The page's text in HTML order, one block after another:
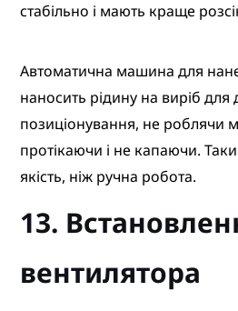
стабільно і мають краще
Автоматична машина для
наносить рідину на виріб
позиціонування, не роблячи
протікаючи і не капаючи.
якість, ніж ручна робота.
13.
вентилятора